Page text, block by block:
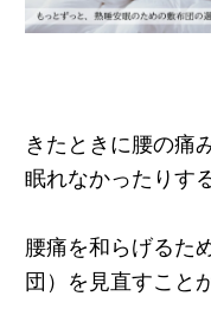
きたときに腰の痛
眠れなかったりす
腰痛を和らげるた
団）を見直すこと